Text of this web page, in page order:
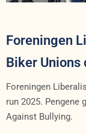
Foreningen
Biker Unions
Foreningen
run 2025. Pengene
Against Bullying.